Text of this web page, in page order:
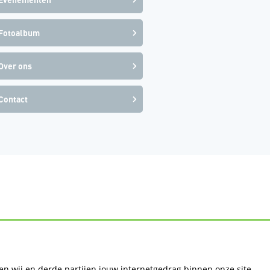
ons